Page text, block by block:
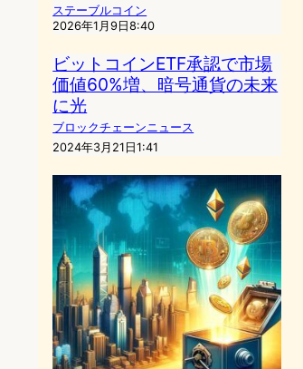
ステーブルコイン
2026年1月9日8:40
ビットコインETF承認で市場
価値60%増、暗号通貨の未来
に光
ブロックチェーンニュース
2024年3月21日1:41